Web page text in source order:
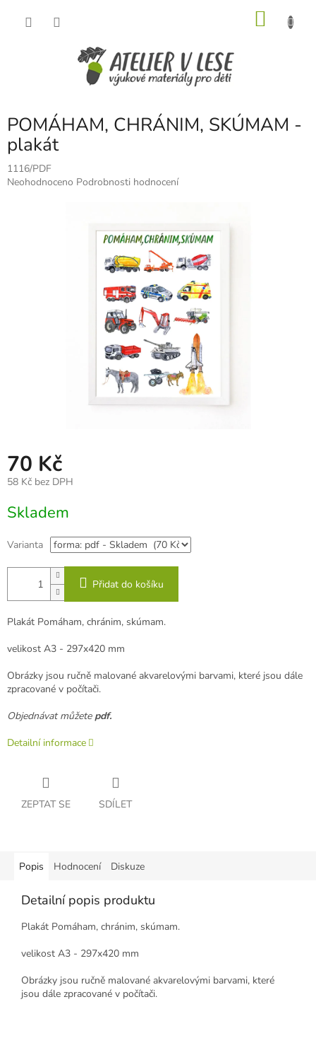
POMÁHAM, CHRÁNIM, SKÚMAM -
plakát
1116/PDF
Průměrné
Neohodnoceno Podrobnosti hodnocení
70 Kč
58 Kč bez DPH
cena:
Skladem
Varianta
Přidat do košíku
Plakát Pomáham, chránim, skúmam.
velikost A3 - 297x420 mm
Obrázky jsou ručně malované akvarelovými barvami, které jsou dále
zpracované v počítači.
Objednávat můžetepdf.
Detailní informace
ZEPTAT SE SDÍLET
Popis Hodnocení Diskuze
Detailní popis produktu
Plakát Pomáham, chránim, skúmam.
velikost A3 - 297x420 mm
Obrázky jsou ručně malované akvarelovými barvami, které
jsou dále zpracované v počítači.